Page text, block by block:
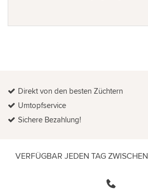
Direkt von den besten Züchtern
Umtopfservice
Sichere Bezahlung!
VERFÜGBAR JEDEN TAG